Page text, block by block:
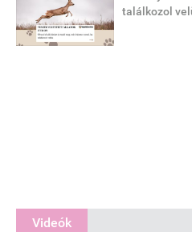
találkozol
Videók